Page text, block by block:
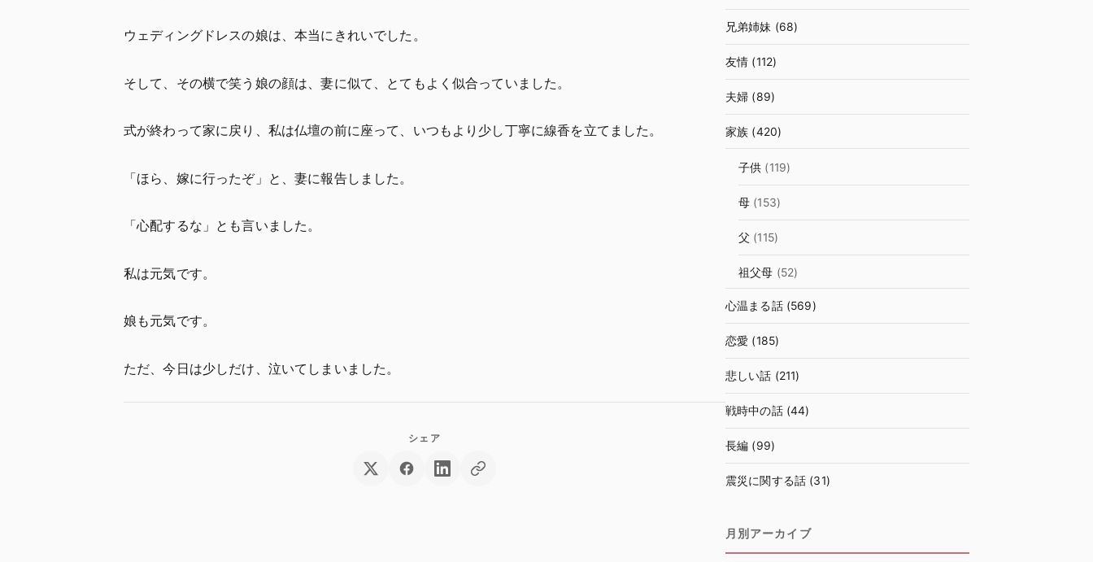
ウェディングドレスの娘は、本当にきれいでした。
そして、その横で笑う娘の顔は、妻に似て、とてもよく似合っていました。
式が終わって家に戻り、私は仏壇の前に座って、いつもより少し丁寧に線香を立てました。
「ほら、嫁に行ったぞ」と、妻に報告しました。
「心配するな」とも言いました。
私は元気です。
娘も元気です。
ただ、今日は少しだけ、泣いてしまいました。
兄弟姉妹 (68)
友情 (112)
夫婦 (89)
家族 (420)
子供 (119)
母 (153)
父 (115)
祖父母 (52)
心温まる話(569)
恋愛 (185)
悲しい話 (211)
戦時中の話(44)
長編 (99)
震災に関する話 (31)
月別アーカイブ